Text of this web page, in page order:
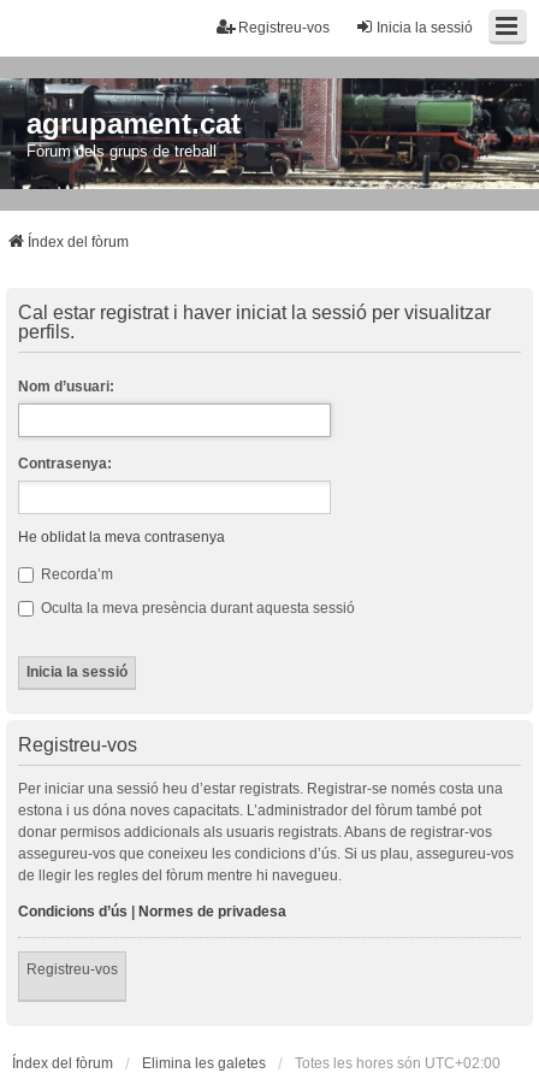
Inicia la sessió
Registreu-vos
agrupament.cat
Fòrum dels grups de treball
Índex del fòrum
Cal estar registrat i haver iniciat la sessió per visualitzar
perfils.
Nom d’usuari:
Contrasenya:
He oblidat la meva contrasenya
Recorda’m
Oculta la meva presència durant aquesta sessió
Registreu-vos
Per iniciar una sessió heu d’estar registrats. Registrar-se només costa una
estona i us dóna noves capacitats. L’administrador del fòrum també pot
donar permisos addicionals als usuaris registrats. Abans de registrar-vos
assegureu-vos que coneixeu les condicions d’ús. Si us plau, assegureu-vos
de llegir les regles del fòrum mentre hi navegueu.
Condicions d’ús | Normes de privadesa
Registreu-vos
Índex del fòrum Elimina les galetes Totes les hores són UTC+02:00